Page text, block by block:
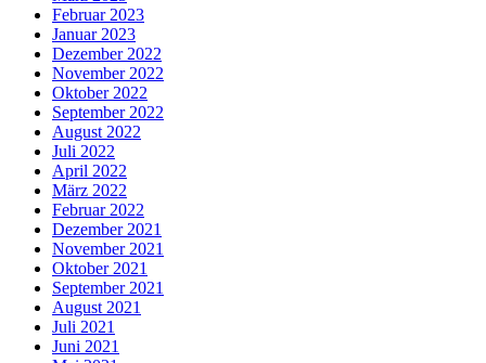
Februar 2023
Januar 2023
Dezember 2022
November 2022
Oktober 2022
September 2022
August 2022
Juli 2022
April 2022
März 2022
Februar 2022
Dezember 2021
November 2021
Oktober 2021
September 2021
August 2021
Juli 2021
Juni 2021